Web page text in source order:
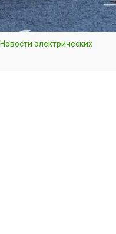
Новости электрических